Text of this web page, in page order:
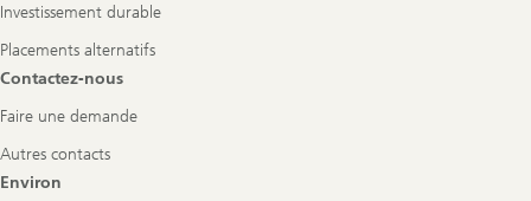
Investissement durable
Placements alternatifs
Contactez-nous
Faire une demande
Autres contacts
Environ